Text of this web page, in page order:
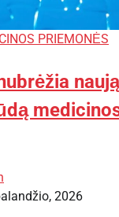
PRIEMONĖS
2026